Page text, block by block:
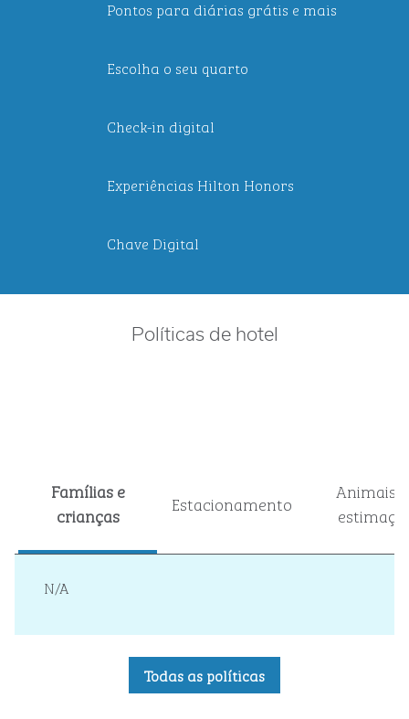
Pontos para diárias grátis e mais
Escolha o seu quarto
Check-in digital
Experiências Hilton Honors
Chave Digital
Políticas de hotel
Famílias e
crianças
Estacionamento
Animais
N/A
Todas as políticas